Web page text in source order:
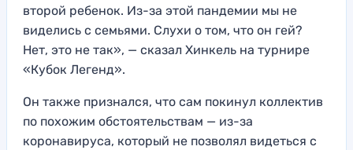
второй ребенок. Из-за этой пандемии мы не
виделись с семьями. Слухи о том, что он гей?
Нет, это не так», — сказал Хинкель на турнире
«Кубок Легенд».
Он также признался, что сам покинул коллектив
по похожим обстоятельствам — из-за
коронавируса, который не позволял видеться с